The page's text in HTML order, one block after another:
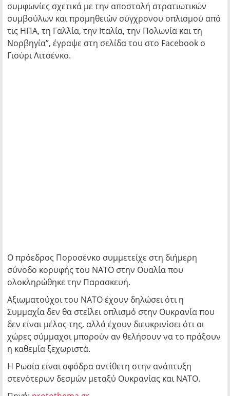
συμφωνίες σχετικά με την αποστολή στρατιωτικών
συμβούλων και προμηθειών σύγχρονου οπλισμού από
τις ΗΠΑ, τη Γαλλία, την Ιταλία, την Πολωνία και τη
Νορβηγία”, έγραψε στη σελίδα του στο Facebook ο
Γιούρι Λιτσένκο.
Ο πρόεδρος Ποροσένκο συμμετείχε στη διήμερη
σύνοδο κορυφής του ΝΑΤΟ στην Ουαλία που
ολοκληρώθηκε την Παρασκευή.
Αξιωματούχοι του ΝΑΤΟ έχουν δηλώσει ότι η
Συμμαχία δεν θα στείλει οπλισμό στην Ουκρανία που
δεν είναι μέλος της, αλλά έχουν διευκρινίσει ότι οι
χώρες σύμμαχοι μπορούν αν θελήσουν να το πράξουν
η καθεμία ξεχωριστά.
Η Ρωσία είναι σφόδρα αντίθετη στην ανάπτυξη
στενότερων δεσμών μεταξύ Ουκρανίας και ΝΑΤΟ.